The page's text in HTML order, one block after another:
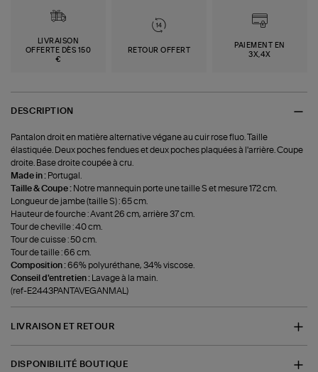
LIVRAISON
OFFERTE DÈS 150
€
RETOUR OFFERT
PAIEMENT EN
3X,4X
DESCRIPTION
Pantalon droit en matière alternative végane au cuir rose fluo. Taille
élastiquée. Deux poches fendues et deux poches plaquées à l'arrière. Coupe
droite. Base droite coupée à cru.
Made in : Portugal.
Taille & Coupe : Notre mannequin porte une taille S et mesure 172 cm.
Longueur de jambe (taille S) : 65 cm.
Hauteur de fourche : Avant 26 cm, arrière 37 cm.
Tour de cheville : 40 cm.
Tour de cuisse : 50 cm.
Tour de taille : 66 cm.
Composition :66% polyuréthane, 34% viscose.
Conseil d'entretien :
Lavage à la main.
(ref-E2443PANTAVEGANMAL)
LIVRAISON ET RETOUR
DISPONIBILITÉ BOUTIQUE